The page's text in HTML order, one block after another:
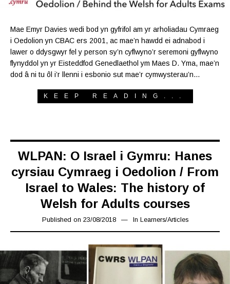
Mae Emyr Davies wedi bod yn gyfrifol am yr arholiadau Cymraeg
i Oedolion yn CBAC ers 2001, ac mae’n hawdd ei adnabod i
lawer o ddysgwyr fel y person sy’n cyflwyno’r seremoni gyflwyno
flynyddol yn yr Eisteddfod Genedlaethol ym Maes D. Yma, mae’n
dod â ni tu ôl i’r llenni i esbonio sut mae’r cymwysterau’n…
KEEP READING...
WLPAN: O Israel i Gymru: Hanes
cyrsiau Cymraeg i Oedolion / From
Israel to Wales: The history of
Welsh for Adults courses
Published on 23/08/201808/02/2019
In Learners/Articles